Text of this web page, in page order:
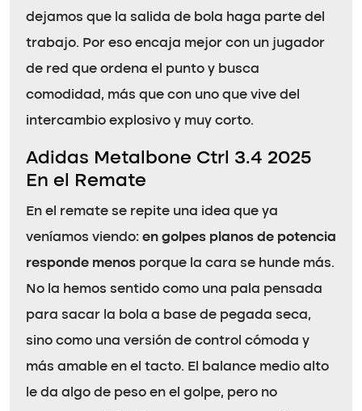
dejamos que la salida de bola haga parte del
trabajo. Por eso encaja mejor con un jugador
de red que ordena el punto y busca
comodidad, más que con uno que vive del
intercambio explosivo y muy corto.
Adidas Metalbone Ctrl 3.4 2025
En el Remate
En el remate se repite una idea que ya
veníamos viendo: en golpes planos de potencia
responde menos porque la cara se hunde más.
No la hemos sentido como una pala pensada
para sacar la bola a base de pegada seca,
sino como una versión de control cómoda y
más amable en el tacto. El balance medio alto
le da algo de peso en el golpe, pero no